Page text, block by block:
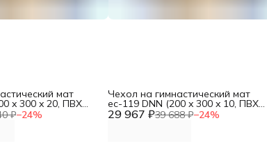
₽−24%
мат
x 300 x 20, ПВХ
2 сложения 29 967 ₽39 688 ₽−24%
Чехол на гимнастический мат
ес-119 DNN (200 x 300 x 10, ПВХ
630г/м2, низ Антислип) 2 сложения